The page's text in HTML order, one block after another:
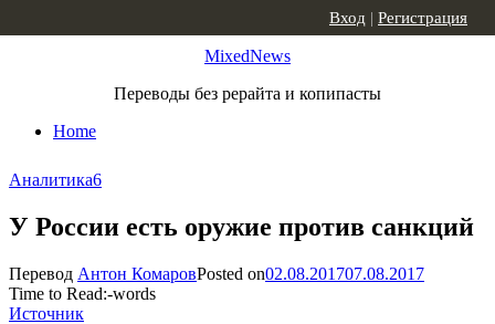
MixedNews
Переводы без рерайта и копипасты
Home
Вход | Регистрация
Аналитика6
У России есть оружие против санкций
Перевод Антон КомаровPosted on02.08.201707.08.2017
Time to Read:-words
Источник